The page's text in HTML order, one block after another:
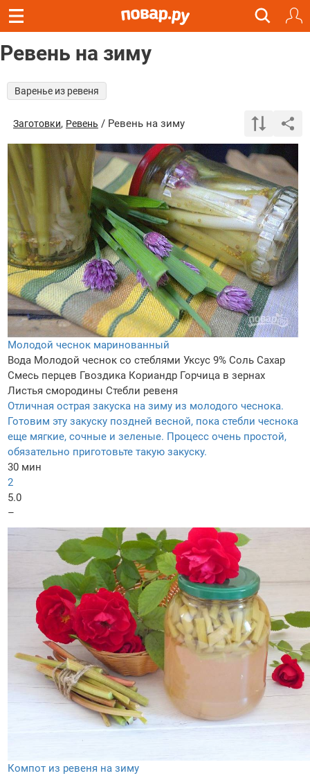
Ревень на зиму
Варенье из ревеня
Заготовки, Ревень / Ревень на зиму
Молодой чеснок маринованный
Вода Молодой чеснок со стеблями Уксус 9% Соль Сахар
Смесь перцев Гвоздика Кориандр Горчица в зернах
Листья смородины Стебли ревеня
Отличная острая закуска на зиму из молодого чеснока.
Готовим эту закуску поздней весной, пока стебли чеснока
еще мягкие, сочные и зеленые. Процесс очень простой,
обязательно приготовьте такую закуску.
30 мин
2
5.0
–
Компот из ревеня на зиму